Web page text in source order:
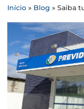
Início » Blog » Saiba